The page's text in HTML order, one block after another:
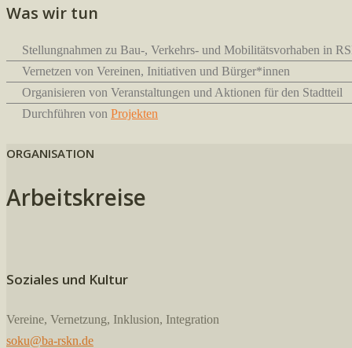
Was wir tun
Stellungnahmen zu Bau-, Verkehrs- und Mobilitätsvorhaben in
Vernetzen von Vereinen, Initiativen und Bürger*innen
Organisieren von Veranstaltungen und Aktionen für den Stadtteil
Durchführen von Projekten
ORGANISATION
Arbeitskreise
Soziales und Kultur
Vereine, Vernetzung, Inklusion, Integration
soku@ba-rskn.de